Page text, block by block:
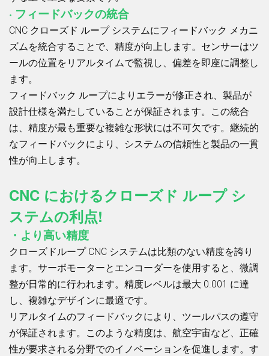
· フィードバックの統合
CNC クローズド ループ システムにフィードバック メカニ
ズムを統合することで、精度が向上します。センサーはツ
ールの位置をリアルタイムで監視し、偏差を即座に調整し
ます。
フィードバック ループによりエラーが修正され、製品が
設計仕様を満たしていることが保証されます。この統合
は、精度が最も重要な複雑な形状には不可欠です。継続的
なフィードバックにより、システムの信頼性と製品の一貫
性が向上します。
CNC におけるクローズド ループ シ
ステムの利点!
・より高い精度
クローズドループ CNC システムは比類のない精度を誇り
ます。サーボモーターとエンコーダーを使用すると、微調
整が日常的に行われます。精度レベルは最大 0.001 に達
し、複雑なデザインに最適です。
リアルタイムのフィードバックにより、ツールパスの遵守
が保証されます。このような精度は、航空宇宙など、正確
性が要求される分野でのイノベーションを促進します。す